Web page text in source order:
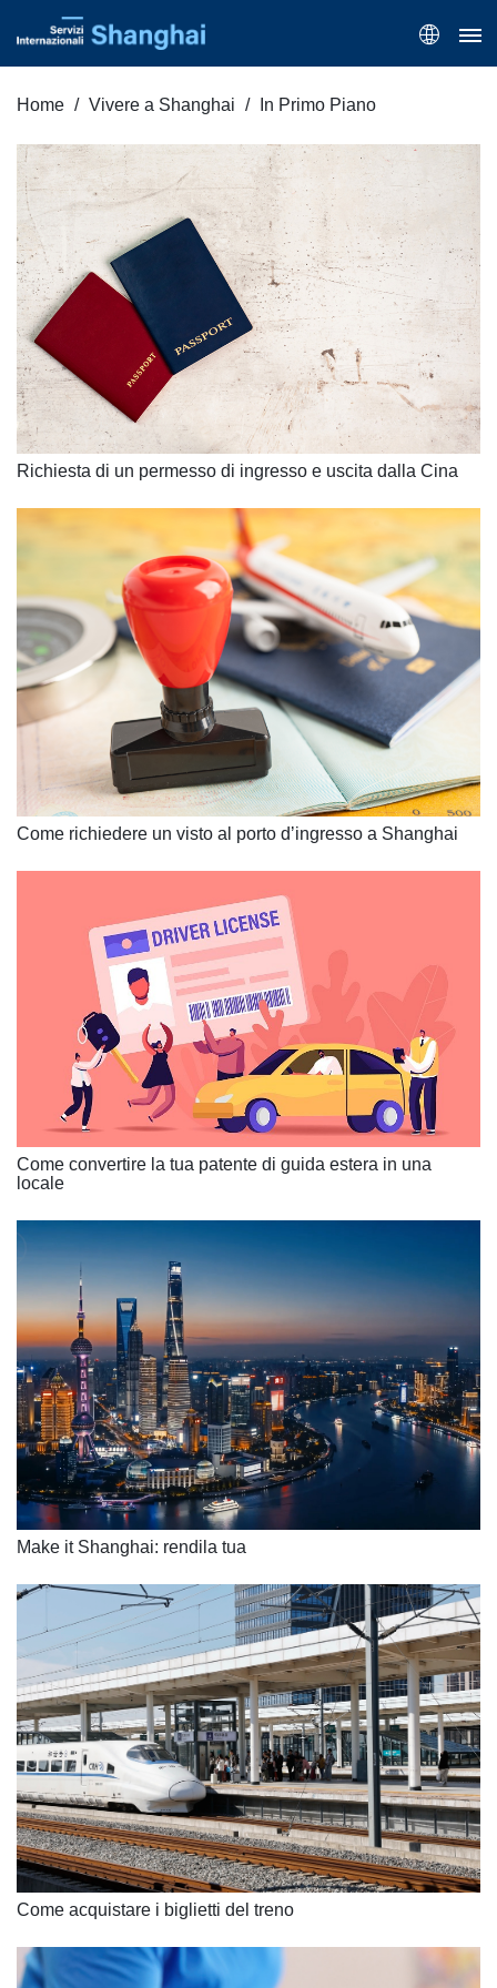
Home Vivere a Shanghai In Primo Piano
Richiesta di un permesso di ingresso e uscita dalla Cina
Come richiedere un visto al porto dʼingresso a Shanghai
Come convertire la tua patente di guida estera in una
locale
Make it Shanghai: rendila tua
Come acquistare i biglietti del treno